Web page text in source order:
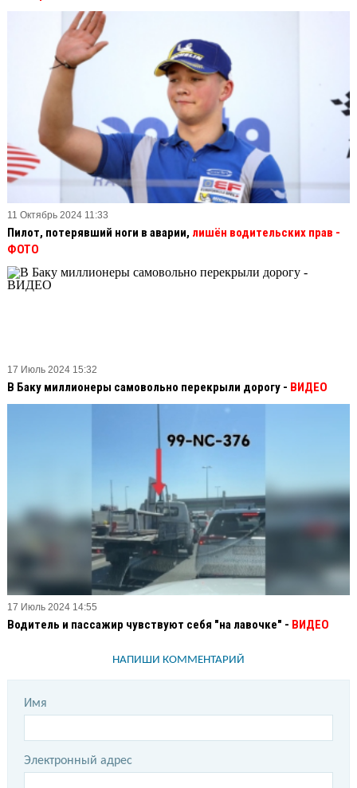
11 Октябрь 2024 11:33
Пилот, потерявший ноги в аварии, лишён водительских прав -
ФОТО
17 Июль 2024 15:32
В Баку миллионеры самовольно перекрыли дорогу - ВИДЕО
17 Июль 2024 14:55
Водитель и пассажир чувствуют себя "на лавочке" - ВИДЕО
НАПИШИ КОММЕНТАРИЙ
Имя
Электронный адрес